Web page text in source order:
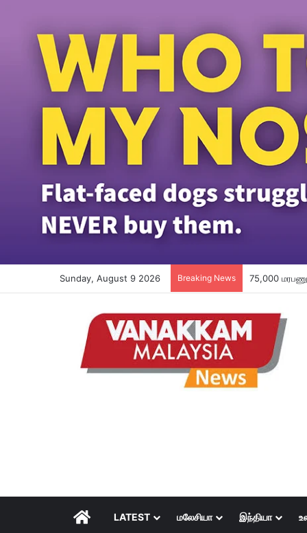
Sunday, August 9 2026 Breaking News
HOMELATEST மலேசியா இந்தியா